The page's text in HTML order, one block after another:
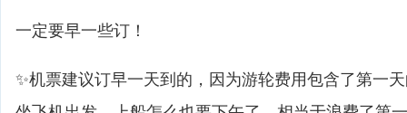
一定要早一些订！
✨机票建议订早一天到的，因为游轮费用包含了第一